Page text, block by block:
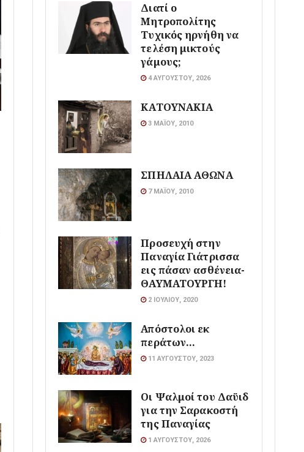
Διατί ο
Μητροπολίτης
Τυχικός ηρνήθη να
τελέση μικτούς
γάμους;
4 ΑΥΓΟΎΣΤΟΥ, 2026
ΚΑΤΟΥΝΑΚΙΑ
3 ΜΑΪ́ΟΥ, 2010
ΣΠΗΛΑΙΑ ΑΘΩΝΑ
7 ΜΑΪ́ΟΥ, 2010
Προσευχή στην
Παναγία Γιάτρισσα
εις πάσαν ασθένεια-
ΘΑΥΜΑΤΟΥΡΓΗ!
2 ΙΟΥΛΊΟΥ, 2020
Απόστολοι εκ
περάτων…
11 ΑΥΓΟΎΣΤΟΥ, 2023
Οι Ψαλμοί του Δαϋιδ
για την Σαρακοστή
της Παναγίας
1 ΑΥΓΟΎΣΤΟΥ, 2026